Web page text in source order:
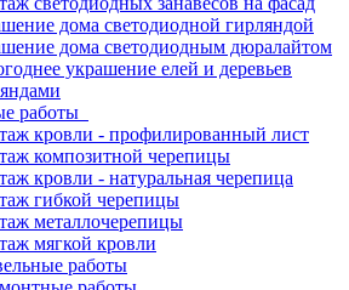
дома светодиодной гирляндой
дома светодиодным дюралайтом
украшение елей и деревьев
работы
кровли - профилированный лист
композитной черепицы
кровли - натуральная черепица
гибкой черепицы
металлочерепицы
мягкой кровли
работы